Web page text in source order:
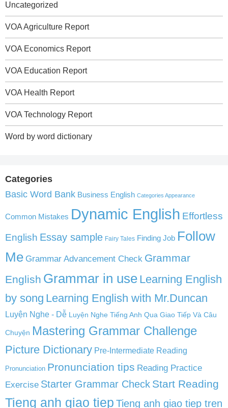
Uncategorized
VOA Agriculture Report
VOA Economics Report
VOA Education Report
VOA Health Report
VOA Technology Report
Word by word dictionary
Categories
Basic Word Bank Business English Categories Appearance
Common Mistakes Dynamic English Effortless
English Essay sample Fairy Tales Finding Job Follow
Me Grammar Advancement Check Grammar
English Grammar in use Learning English
by song Learning English with Mr.Duncan
Luyện Nghe - Dễ Luyện Nghe Tiếng Anh Qua Giao Tiếp Và Câu
Chuyện Mastering Grammar Challenge
Picture Dictionary Pre-Intermediate Reading
Pronunciation Pronunciation tips Reading Practice
Exercise Starter Grammar Check Start Reading
Tieng anh giao tiep Tieng anh giao tiep tren